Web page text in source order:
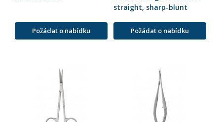
Požádat o nabídku
straight, sharp-blunt
Požádat o nabídku